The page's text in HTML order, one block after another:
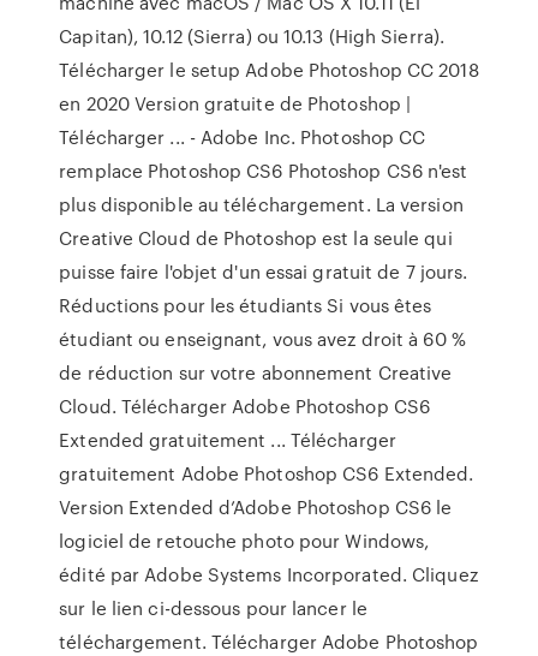
Capitan), 10.12 (Sierra) ou 10.13 (High Sierra).
Télécharger le setup Adobe Photoshop CC 2018
en 2020 Version gratuite de Photoshop |
Télécharger ... - Adobe Inc. Photoshop CC
remplace Photoshop CS6 Photoshop CS6 n'est
plus disponible au téléchargement. La version
Creative Cloud de Photoshop est la seule qui
puisse faire l'objet d'un essai gratuit de 7 jours.
Réductions pour les étudiants Si vous êtes
étudiant ou enseignant, vous avez droit à 60 %
de réduction sur votre abonnement Creative
Cloud. Télécharger Adobe Photoshop CS6
Extended gratuitement ... Télécharger
gratuitement Adobe Photoshop CS6 Extended.
Version Extended d’Adobe Photoshop CS6 le
logiciel de retouche photo pour Windows,
édité par Adobe Systems Incorporated. Cliquez
sur le lien ci-dessous pour lancer le
téléchargement. Télécharger Adobe Photoshop